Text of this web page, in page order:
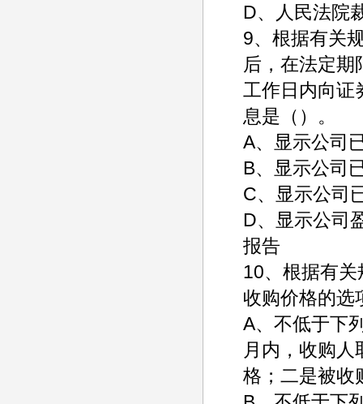
D、人民法院
9、根据有关
后，在法定
工作日内向证
息是（）。
A、显示公司
B、显示公司
C、显示公司
D、显示公司
报告
10、根据有
收购价格的选
A、不低于下
月内，收购
格；二是被收